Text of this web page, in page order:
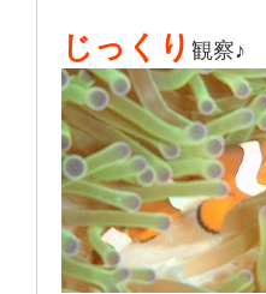
じっくり 観察♪